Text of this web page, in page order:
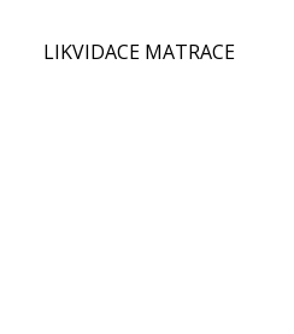
LIKVIDACE MATRACE